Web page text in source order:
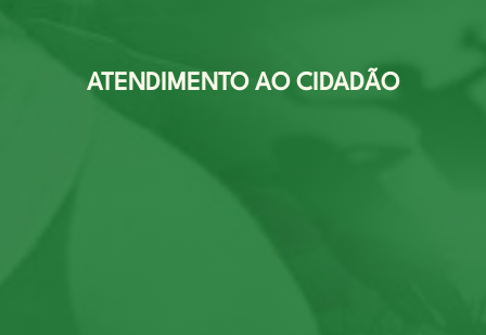
ATENDIMENTO AO CIDADÃO